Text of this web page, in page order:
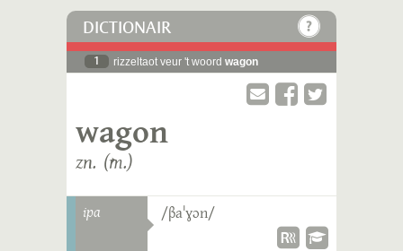
DICTIONAIR
1 rizzeltaot veur 't woord wagon
wagon
zn. (m.)
ipa /βaˈɣɔn/